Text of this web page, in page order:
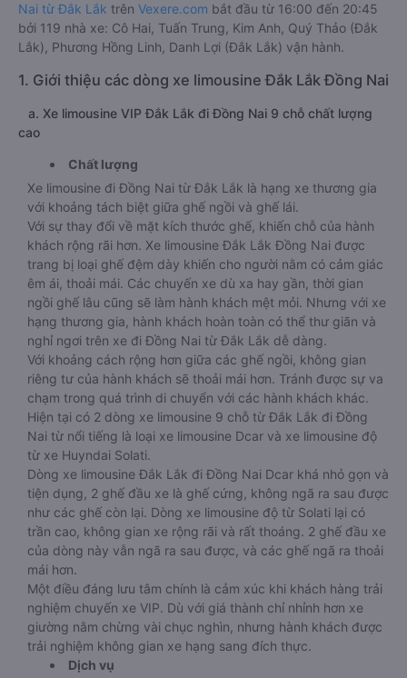
Nai từ Đắk Lắk trên Vexere.com bắt đầu từ 16:00 đến 20:45
bởi 119 nhà xe: Cô Hai, Tuấn Trung, Kim Anh, Quý Thảo (Đắk
Lắk), Phương Hồng Linh, Danh Lợi (Đắk Lắk) vận hành.
1. Giới thiệu các dòng xe limousine Đắk Lắk Đồng Nai
a. Xe limousine VIP Đắk Lắk đi Đồng Nai 9 chỗ chất lượng
cao
Chất lượng
Xe limousine đi Đồng Nai từ Đắk Lắk là hạng xe thương gia
với khoảng tách biệt giữa ghế ngồi và ghế lái.
Với sự thay đổi về mặt kích thước ghế, khiến chỗ của hành
khách rộng rãi hơn. Xe limousine Đắk Lắk Đồng Nai được
trang bị loại ghế đệm dày khiến cho người nằm có cảm giác
êm ái, thoải mái. Các chuyến xe dù xa hay gần, thời gian
ngồi ghế lâu cũng sẽ làm hành khách mệt mỏi. Nhưng với xe
hạng thương gia, hành khách hoàn toàn có thể thư giãn và
nghỉ ngơi trên xe đi Đồng Nai từ Đắk Lắk dễ dàng.
Với khoảng cách rộng hơn giữa các ghế ngồi, không gian
riêng tư của hành khách sẽ thoải mái hơn. Tránh được sự va
chạm trong quá trình di chuyển với các hành khách khác.
Hiện tại có 2 dòng xe limousine 9 chỗ từ Đắk Lắk đi Đồng
Nai từ nổi tiếng là loại xe limousine Dcar và xe limousine độ
từ xe Huyndai Solati.
Dòng xe limousine Đắk Lắk đi Đồng Nai Dcar khá nhỏ gọn và
tiện dụng, 2 ghế đầu xe là ghế cứng, không ngã ra sau được
như các ghế còn lại. Dòng xe limousine độ từ Solati lại có
trần cao, không gian xe rộng rãi và rất thoáng. 2 ghế đầu xe
của dòng này vẫn ngã ra sau được, và các ghế ngã ra thoải
mái hơn.
Một điều đáng lưu tâm chính là cảm xúc khi khách hàng trải
nghiệm chuyến xe VIP. Dù với giá thành chỉ nhỉnh hơn xe
giường nằm chừng vài chục nghìn, nhưng hành khách được
trải nghiệm không gian xe hạng sang đích thực.
Dịch vụ